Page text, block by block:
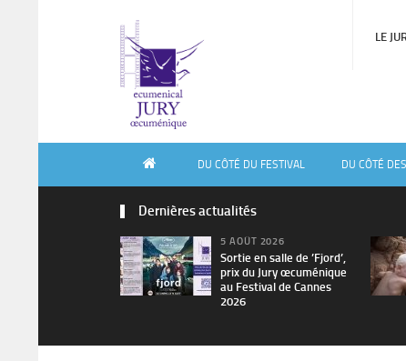
LE
DU CÔTÉ DU FESTIVAL DU CÔTÉ
Dernières actualités
5 AOÛT 2026
Sortie en salle de ’Fjord’,
prix du Jury œcuménique
au Festival de Cannes
2026